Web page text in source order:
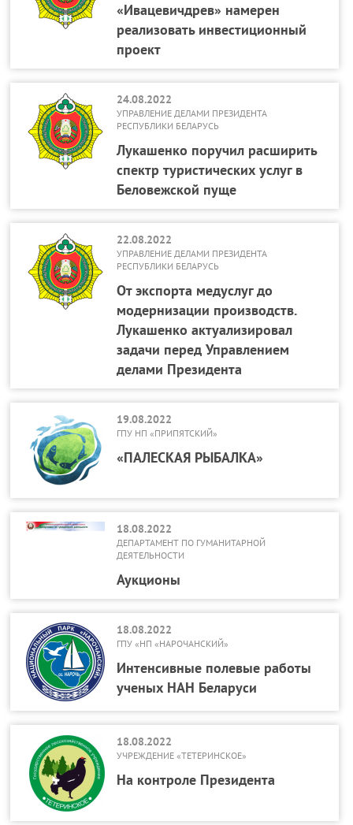
«Ивацевичдрев» намерен
реализовать инвестиционный
проект
24.08.2022
УПРАВЛЕНИЕ ДЕЛАМИ ПРЕЗИДЕНТА
РЕСПУБЛИКИ БЕЛАРУСЬ
Лукашенко поручил расширить
спектр туристических услуг в
Беловежской пуще
22.08.2022
УПРАВЛЕНИЕ ДЕЛАМИ ПРЕЗИДЕНТА
РЕСПУБЛИКИ БЕЛАРУСЬ
От экспорта медуслуг до
модернизации производств.
Лукашенко актуализировал
задачи перед Управлением
делами Президента
19.08.2022
ГПУ НП «ПРИПЯТСКИЙ»
«ПАЛЕСКАЯ РЫБАЛКА»
18.08.2022
ДЕПАРТАМЕНТ ПО ГУМАНИТАРНОЙ
ДЕЯТЕЛЬНОСТИ
Аукционы
18.08.2022
ГПУ «НП «НАРОЧАНСКИЙ»
Интенсивные полевые работы
ученых НАН Беларуси
18.08.2022
УЧРЕЖДЕНИЕ «ТЕТЕРИНСКОЕ»
На контроле Президента